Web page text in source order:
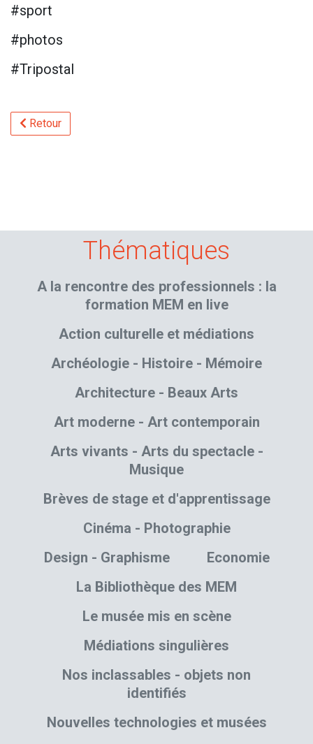
#sport
#photos
#Tripostal
Retour
Thématiques
A la rencontre des professionnels : la
formation MEM en live
Action culturelle et médiations
Archéologie - Histoire - Mémoire
Architecture - Beaux Arts
Art moderne - Art contemporain
Arts vivants - Arts du spectacle -
Musique
Brèves de stage et d'apprentissage
Cinéma - Photographie
Design - Graphisme
Economie
La Bibliothèque des MEM
Le musée mis en scène
Médiations singulières
Nos inclassables - objets non
identifiés
Nouvelles technologies et musées